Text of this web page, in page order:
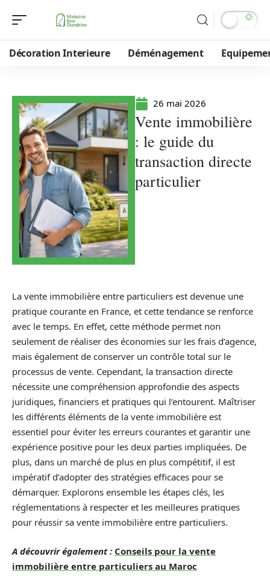
Décoration Interieure Déménagement
26 mai 2026
Vente immobilière
: le guide du
transaction directe
particulier
La vente immobilière entre particuliers est devenue une
pratique courante en France, et cette tendance se renforce
avec le temps. En effet, cette méthode permet non
seulement de réaliser des économies sur les frais d’agence,
mais également de conserver un contrôle total sur le
processus de vente. Cependant, la transaction directe
nécessite une compréhension approfondie des aspects
juridiques, financiers et pratiques qui l’entourent. Maîtriser
les différents éléments de la vente immobilière est
essentiel pour éviter les erreurs courantes et garantir une
expérience positive pour les deux parties impliquées. De
plus, dans un marché de plus en plus compétitif, il est
impératif d’adopter des stratégies efficaces pour se
démarquer. Explorons ensemble les étapes clés, les
réglementations à respecter et les meilleures pratiques
pour réussir sa vente immobilière entre particuliers.
A découvrir également : Conseils pour la vente
immobilière entre particuliers au Maroc